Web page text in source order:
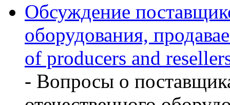
Обсуждение
оборудования,
of producers and
- Вопросы о